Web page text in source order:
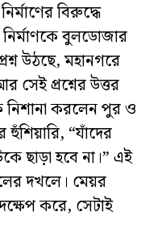
বিরুদ্ধে
বুলডোজার
উঠছে, মহানগরে
সেই প্রশ্নের উত্তর
করলেন পুর ও
হুঁশিয়ারি, “যাঁদের
ছাড়া হবে না।” এই
দখলে। মেয়র
করে, সেটাই